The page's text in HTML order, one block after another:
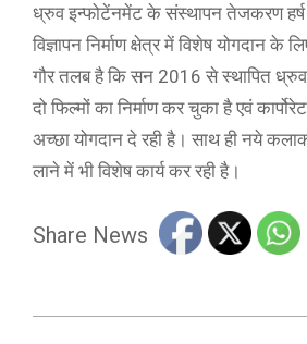
ध्रुव इन्फोटेंनमेंट के संस्थापन तेजकरण हर्ष
विज्ञापन निर्माण क्षेत्र में विशेष योगदान के
गौर तलब है कि सन 2016 से स्थापित
दो फिल्मों का निर्माण कर चुका है एवं कार्पोरेट
अच्छा योगदान दे रही है। साथ ही नये
लाने में भी विशेष कार्य कर रही है।
Share News